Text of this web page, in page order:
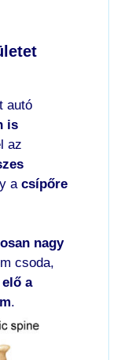
autó
is
az
a csípőre
nagy
csoda,
a
.